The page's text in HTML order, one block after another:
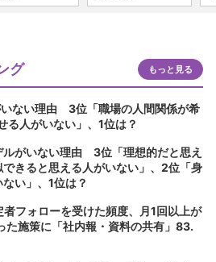
グ もっと見る
ない理由 3位「職場の人間関係が希
る人がいない」、1位は？
ルがいない理由 3位「理想的だと思え
きると思える人がいない」、2位「身
い」、1位は？
フォローを受けた頻度、月1回以上が
施策に「社内報・資料の共有」83.